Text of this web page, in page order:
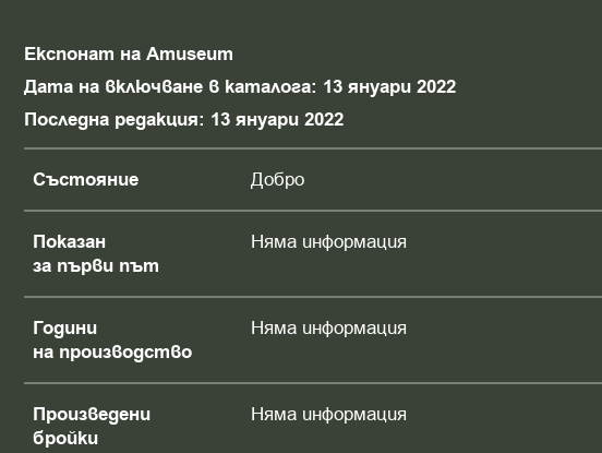
Експонат на Amuseum
Дата на включване в каталога: 13 януари 2022
Последна редакция: 13 януари 2022
Състояние Добро
Показан
за първи път
Няма информация
Години
на производство
Няма информация
Произведени
бройки
Няма информация